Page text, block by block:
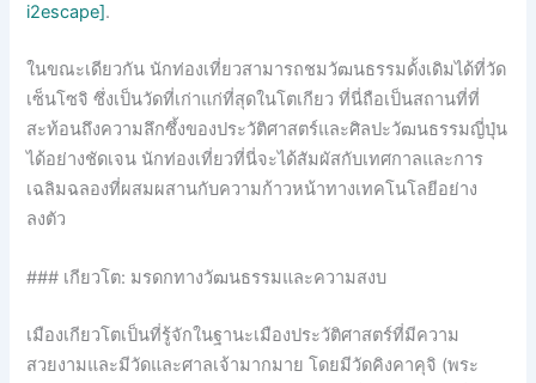
i2escape].
ในขณะเดียวกัน นักท่องเที่ยวสามารถชมวัฒนธรรมดั้งเดิมได้ที่วัด
เซ็นโซจิ ซึ่งเป็นวัดที่เก่าแก่ที่สุดในโตเกียว ที่นี่ถือเป็นสถานที่ที่
สะท้อนถึงความลึกซึ้งของประวัติศาสตร์และศิลปะวัฒนธรรมญี่ปุ่น
ได้อย่างชัดเจน นักท่องเที่ยวที่นี่จะได้สัมผัสกับเทศกาลและการ
เฉลิมฉลองที่ผสมผสานกับความก้าวหน้าทางเทคโนโลยีอย่าง
ลงตัว
### เกียวโต: มรดกทางวัฒนธรรมและความสงบ
เมืองเกียวโตเป็นที่รู้จักในฐานะเมืองประวัติศาสตร์ที่มีความ
สวยงามและมีวัดและศาลเจ้ามากมาย โดยมีวัดคิงคาคุจิ (พระ